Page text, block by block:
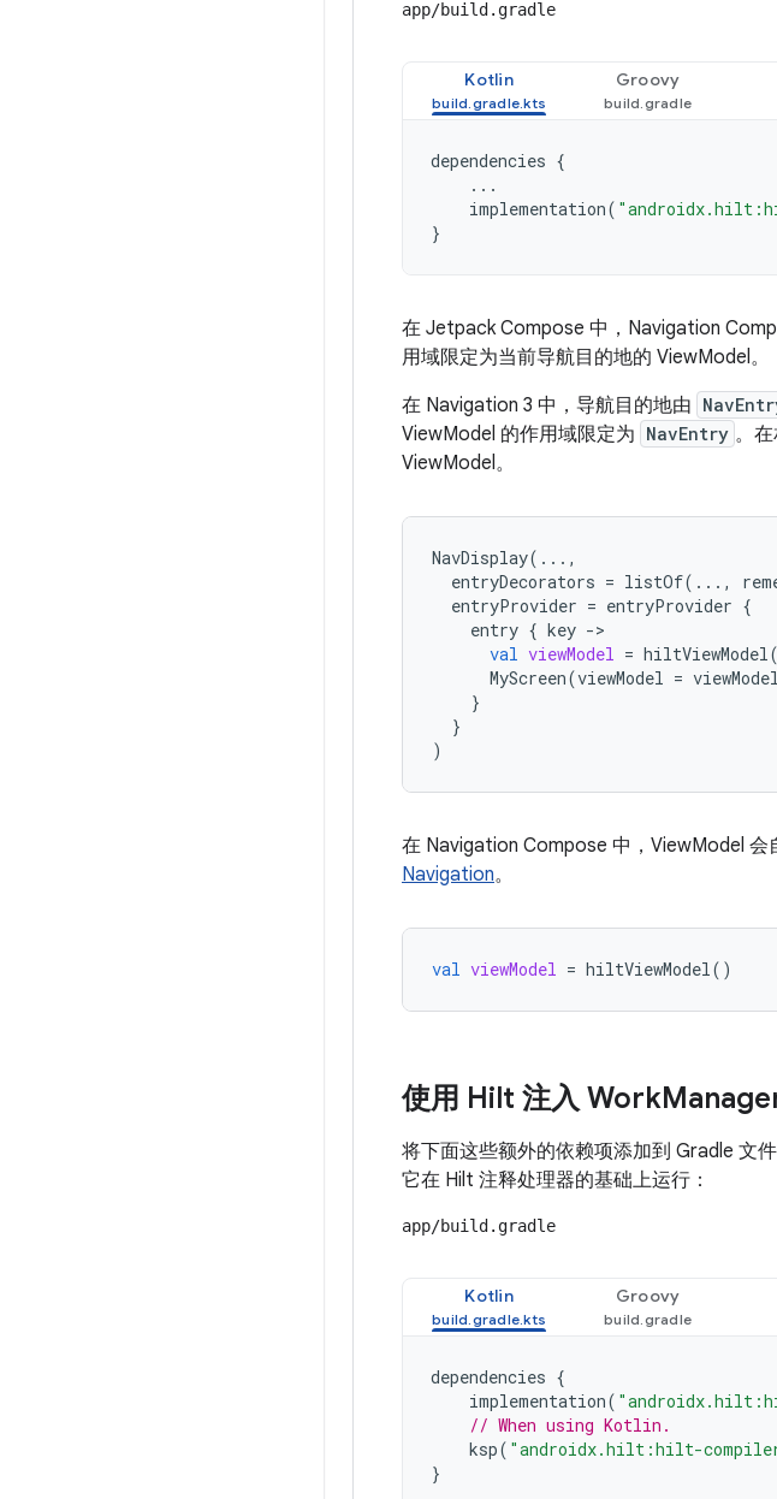
app/build.gradle
Kotlin Groovy
dependencies {
...
implementation(
}
在 Jetpack Compose 中，Navigation
用域限定为当前导航目的地的 ViewModel。
在 Navigation 3 中，导航目的地由
ViewModel 的作用域限定为 NavEntry 。
ViewModel。
NavDisplay(...,
entryDecorators = listOf(...,
entryProvider = entryProvider {
entry { key ->
val viewModel = hiltViewModel
MyScreen(viewModel = viewModel
}
}
)
在 Navigation Compose 中，ViewModel
Navigation。
val viewModel = hiltViewModel()
使用 Hilt 注入 Work
将下面这些额外的依赖项添加到 Gradle 文
它在 Hilt 注释处理器的基础上运行：
app/build.gradle
Kotlin Groovy
dependencies {
implementation(
// When using Kotlin.
ksp( "androidx.hilt:hilt-
}